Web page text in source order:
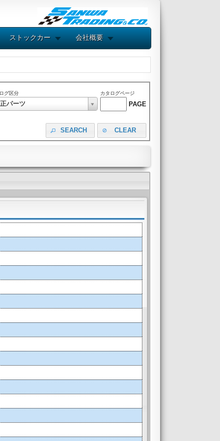
ストックカー 会社概要
カタログページ
PAGE
グ区分
パーツ
SEARCH CLEAR